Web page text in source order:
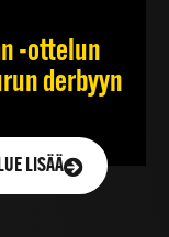
-ottelun
derbyyn
LUE LISÄÄ